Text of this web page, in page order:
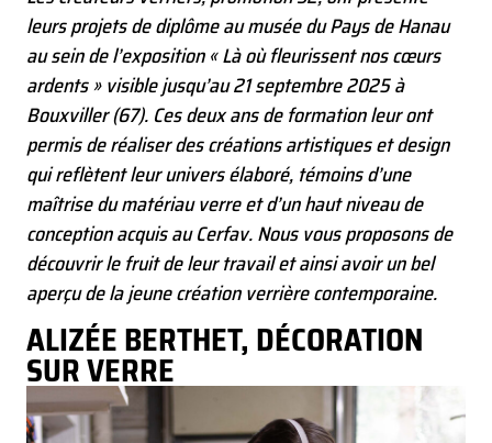
leurs projets de diplôme au musée du Pays de Hanau
au sein de l’exposition « Là où fleurissent nos cœurs
ardents » visible jusqu’au 21 septembre 2025 à
Bouxviller (67). Ces deux ans de formation leur ont
permis de réaliser des créations artistiques et design
qui reflètent leur univers élaboré, témoins d’une
maîtrise du matériau verre et d’un haut niveau de
conception acquis au Cerfav. Nous vous proposons de
découvrir le fruit de leur travail et ainsi avoir un bel
aperçu de la jeune création verrière contemporaine.
ALIZÉE BERTHET, DÉCORATION
SUR VERRE